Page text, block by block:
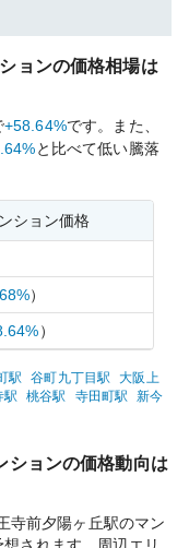
ョンの価格相場は
+58.64%です。
また、
と比べて低い騰落
ション価格
）
）
駅 谷町九丁目駅
大阪上
駅 桃谷駅 寺田町駅
新今
ションの価格動向は
寺前夕陽ヶ丘駅のマン